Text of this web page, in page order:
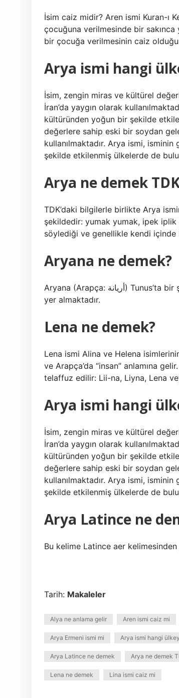
İsim caiz midir? Aren ismi Kuran-ı
çocuğuna verilmesinde bir
bir çocuğa verilmesinin caiz
Arya ismi hangi
İsim, zengin miras ve kültürel
İran’da yaygın olarak
kültüründen yoğun bir şekilde
değerlere sahip eski bir soydan
kullanılmaktadır. Arya ismi,
şekilde etkilenmiş ülkelerde de
Arya ne demek
TDK’daki bilgilerle birlikte Arya
şekildedir: yumak yumak, ipek
söylediği ve genellikle kendi içinde
Aryana ne demek?
Aryana (Arapça: أريانة) Tunus’ta bir şehir ve Aryana Eyaletinin idari merkezidir. Şehir Akdeniz kıyısında
yer almaktadır.
Lena ne demek?
Lena ismi Alina ve Helena
ve Arapça’da “insan” anlamına
telaffuz edilir: Lii-na, Liyna, Lena
Arya ismi hangi
İsim, zengin miras ve kültürel
İran’da yaygın olarak
kültüründen yoğun bir şekilde
değerlere sahip eski bir soydan
kullanılmaktadır. Arya ismi,
şekilde etkilenmiş ülkelerde de
Arya Latince ne
Bu kelime Latince aer kelimesinden
Tarih: Makaleler
Alya ne anlama gelir Aren ismi caiz mi
Arya Ermeni ismi mi Arya ismi hangi
Arya Latince ne demek Arya ne demek
Lena ne demek Lina ismi caiz mi